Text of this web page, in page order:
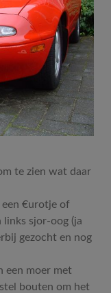
te zien wat daar
een €urotje of
links sjor-oog (ja
gezocht en nog
een moer met
bouten om het